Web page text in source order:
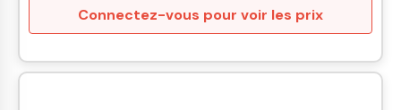
Connectez-vous pour voir les prix